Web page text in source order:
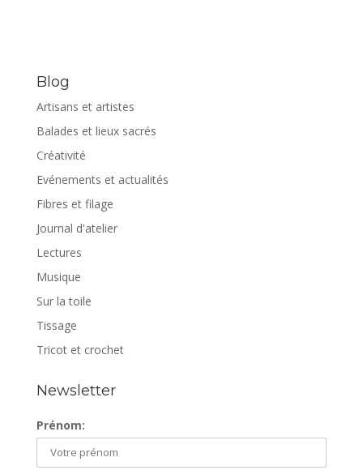
Blog
Artisans et artistes
Balades et lieux sacrés
Créativité
Evénements et actualités
Fibres et filage
Journal d'atelier
Lectures
Musique
Sur la toile
Tissage
Tricot et crochet
Newsletter
Prénom: